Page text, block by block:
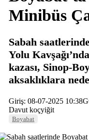
Minibüs
Sabah
Yolu
kazası, Sinop-
aksaklıklara
Giriş: 08-07-2025 10:38
Davut koçyiğit
Boyabat